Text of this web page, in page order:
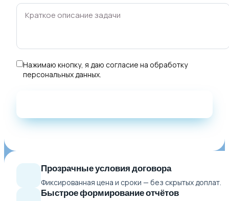
Нажимаю кнопку, я даю согласие на обработку
персональных данных
Прозрачные условия договора
Фиксированная цена и сроки — без скрытых доплат.
Быстрое формирование отчётов